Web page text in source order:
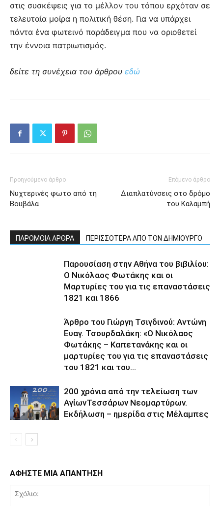
στις συσκέψεις για το μέλλον του τόπου ερχόταν σε
τελευταία μοίρα η πολιτική θέση. Για να υπάρχει
πάντα ένα φωτεινό παράδειγμα που να οριοθετεί
την έννοια πατριωτισμός.
δείτε τη συνέχεια του άρθρου εδώ
Προηγούμενο άρθρο
Νυχτερινές φωτο από τη
Βουβάλα
Επόμενο άρθρο
Διαπλατύνσεις στο δρόμο
του Καλαμπή
ΠΑΡΟΜΟΙΑ ΑΡΘΡΑ ΠΕΡΙΣΣΟΤΕΡΑ ΑΠΟ ΤΟΝ ΔΗΜΙΟΥΡΓΟ
Παρουσίαση στην Αθήνα του βιβιλίου:
Ο Νικόλαος Φωτάκης και οι
Μαρτυρίες του για τις επαναστάσεις
1821 και 1866
Άρθρο του Γιώργη Τσιγδινού: Αντώνη
Ευαγ. Τσουρδαλάκη: «Ο Νικόλαος
Φωτάκης – Καπετανάκης και οι
μαρτυρίες του για τις επαναστάσεις
του 1821 και του...
200 χρόνια από την τελείωση των
ΑγίωνΤεσσάρων Νεομαρτύρων.
Εκδήλωση – ημερίδα στις Μέλαμπες
ΑΦΗΣΤΕ ΜΙΑ ΑΠΑΝΤΗΣΗ